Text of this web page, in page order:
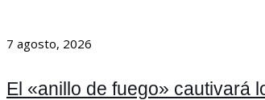
7 agosto, 2026
El «anillo de fuego» cautivará